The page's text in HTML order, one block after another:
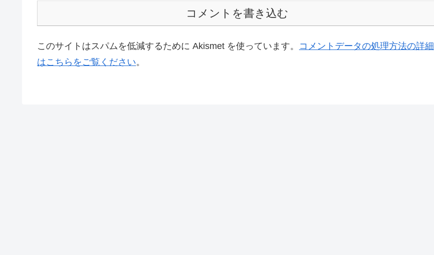
コメントを書き込む
このサイトはスパムを低減するために Akismet を使っています。 コメントデータの処理方法の詳細
はこちらをご覧ください。